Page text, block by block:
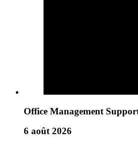
Office Management
6 août 2026